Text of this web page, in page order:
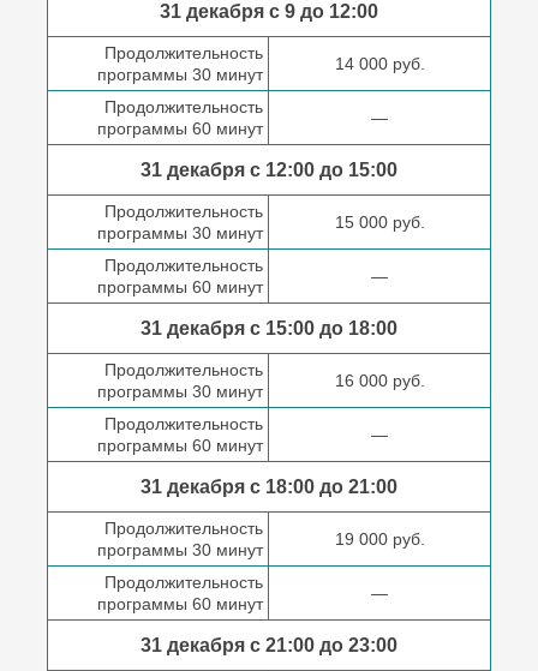
31 декабря с 9 до 12:00
Продолжительность
программы 30 минут
14 000 руб.
Продолжительность
программы 60 минут
—
31 декабря с 12:00 до 15:00
Продолжительность
программы 30 минут
15 000 руб.
Продолжительность
программы 60 минут
—
31 декабря с 15:00 до 18:00
Продолжительность
программы 30 минут
16 000 руб.
Продолжительность
программы 60 минут
—
31 декабря с 18:00 до 21:00
Продолжительность
программы 30 минут
19 000 руб.
Продолжительность
программы 60 минут
—
31 декабря с 21:00 до 23:00